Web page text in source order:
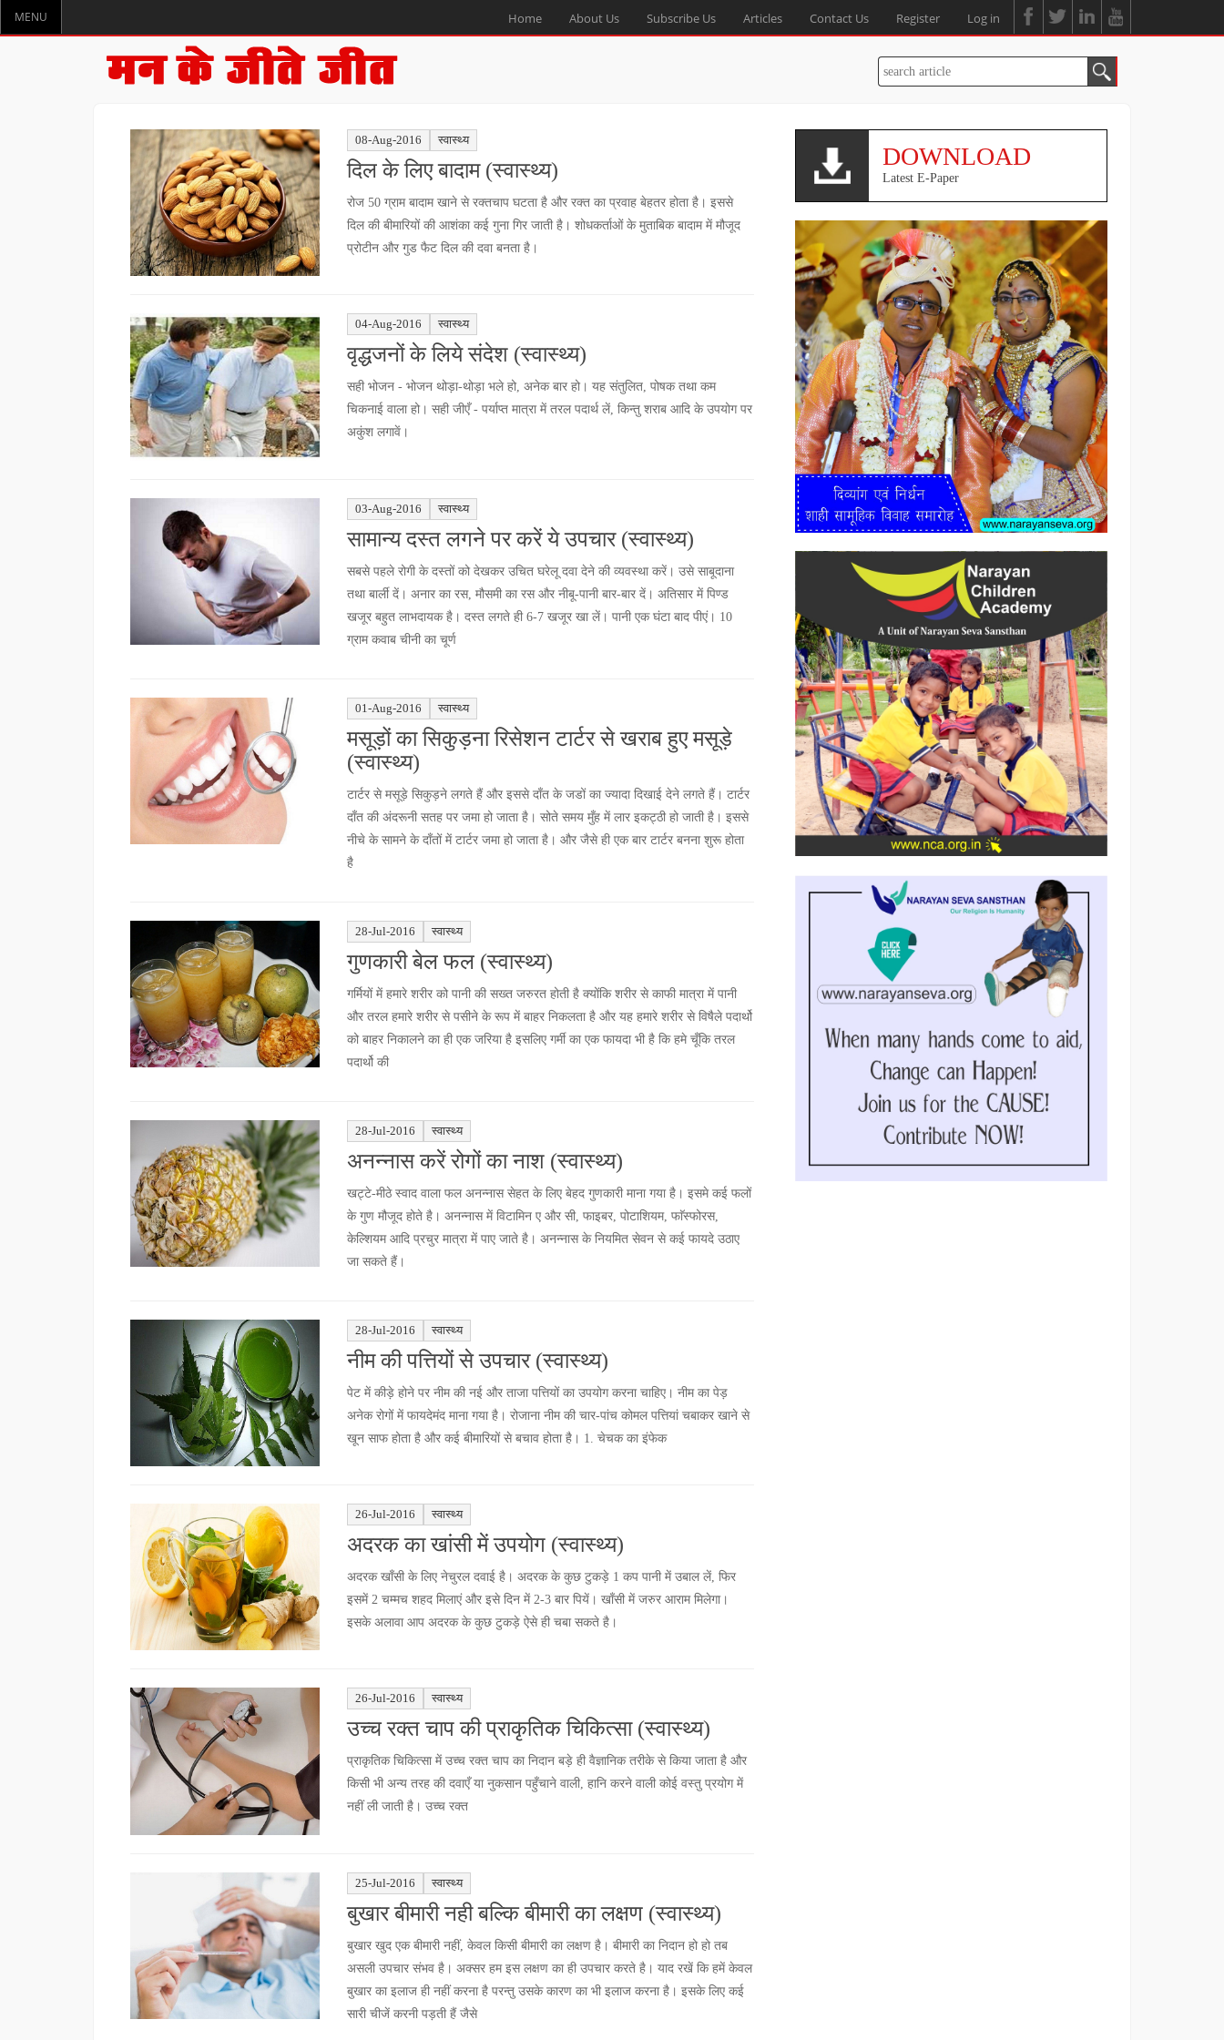
MENU Home About Us Subscribe Us Articles Contact Us Register Log in
08-Aug-2016 स्वास्थ्य
दिल के लिए बादाम (स्वास्थ्य)
रोज 50 ग्राम बादाम खाने से रक्तचाप घटता है और रक्त का प्रवाह बेहतर होता है। इससे
दिल की बीमारियों की आशंका कई गुना गिर जाती है। शोधकर्ताओं के मुताबिक बादाम में मौजूद
प्रोटीन और गुड फैट दिल की दवा बनता है।
04-Aug-2016 स्वास्थ्य
वृद्धजनों के लिये संदेश (स्वास्थ्य)
सही भोजन - भोजन थोड़ा-थोड़ा भले हो, अनेक बार हो। यह संतुलित, पोषक तथा कम
चिकनाई वाला हो। सही जीएँ - पर्याप्त मात्रा में तरल पदार्थ लें, किन्तु शराब आदि के उपयोग पर
अकुंश लगावें।
03-Aug-2016 स्वास्थ्य
सामान्य दस्त लगने पर करें ये उपचार (स्वास्थ्य)
सबसे पहले रोगी के दस्तों को देखकर उचित घरेलू दवा देने की व्यवस्था करें। उसे साबूदाना
तथा बार्ली दें। अनार का रस, मौसमी का रस और नीबू-पानी बार-बार दें। अतिसार में पिण्ड
खजूर बहुत लाभदायक है। दस्त लगते ही 6-7 खजूर खा लें। पानी एक घंटा बाद पीएं। 10
ग्राम कवाब चीनी का चूर्ण
01-Aug-2016 स्वास्थ्य
मसूड़ों का सिकुड़ना रिसेशन टार्टर से खराब हुए मसूड़े
(स्वास्थ्य)
टार्टर से मसूड़े सिकुड़ने लगते हैं और इससे दाँत के जडों का ज्यादा दिखाई देने लगते हैं। टार्टर
दाँत की अंदरूनी सतह पर जमा हो जाता है। सोते समय मुँह में लार इकट्ठी हो जाती है। इससे
नीचे के सामने के दाँतों में टार्टर जमा हो जाता है। और जैसे ही एक बार टार्टर बनना शुरू होता
है
28-Jul-2016 स्वास्थ्य
गुणकारी बेल फल (स्वास्थ्य)
गर्मियों में हमारे शरीर को पानी की सख्त जरुरत होती है क्योंकि शरीर से काफी मात्रा में पानी
और तरल हमारे शरीर से पसीने के रूप में बाहर निकलता है और यह हमारे शरीर से विषैले पदार्थो
को बाहर निकालने का ही एक जरिया है इसलिए गर्मी का एक फायदा भी है कि हमे चूँकि तरल
पदार्थो की
28-Jul-2016 स्वास्थ्य
अनन्नास करें रोगों का नाश (स्वास्थ्य)
खट्टे-मीठे स्वाद वाला फल अनन्नास सेहत के लिए बेहद गुणकारी माना गया है। इसमे कई फलों
के गुण मौजूद होते है। अनन्नास में विटामिन ए और सी, फाइबर, पोटाशियम, फाॅस्फोरस,
केल्शियम आदि प्रचुर मात्रा में पाए जाते है। अनन्नास के नियमित सेवन से कई फायदे उठाए
जा सकते हैं।
28-Jul-2016 स्वास्थ्य
नीम की पत्तियों से उपचार (स्वास्थ्य)
पेट में कीड़े होने पर नीम की नई और ताजा पत्तियों का उपयोग करना चाहिए। नीम का पेड़
अनेक रोगों में फायदेमंद माना गया है। रोजाना नीम की चार-पांच कोमल पत्तियां चबाकर खाने से
खून साफ होता है और कई बीमारियों से बचाव होता है। 1. चेचक का इंफेक
26-Jul-2016 स्वास्थ्य
अदरक का खांसी में उपयोग (स्वास्थ्य)
अदरक खाँसी के लिए नेचुरल दवाई है। अदरक के कुछ टुकड़े 1 कप पानी में उबाल लें, फिर
इसमें 2 चम्मच शहद मिलाएं और इसे दिन में 2-3 बार पियें। खाँसी में जरुर आराम मिलेगा।
इसके अलावा आप अदरक के कुछ टुकड़े ऐसे ही चबा सकते है।
26-Jul-2016 स्वास्थ्य
उच्च रक्त चाप की प्राकृतिक चिकित्सा (स्वास्थ्य)
प्राकृतिक चिकित्सा में उच्च रक्त चाप का निदान बड़े ही वैज्ञानिक तरीके से किया जाता है और
किसी भी अन्य तरह की दवाएँ या नुकसान पहुँचाने वाली, हानि करने वाली कोई वस्तु प्रयोग में
नहीं ली जाती है। उच्च रक्त
25-Jul-2016 स्वास्थ्य
बुखार बीमारी नही बल्कि बीमारी का लक्षण (स्वास्थ्य)
बुखार खुद एक बीमारी नहीं, केवल किसी बीमारी का लक्षण है। बीमारी का निदान हो हो तब
असली उपचार संभव है। अक्सर हम इस लक्षण का ही उपचार करते है। याद रखें कि हमें केवल
बुखार का इलाज ही नहीं करना है परन्तु उसके कारण का भी इलाज करना है। इसके लिए कई
सारी चीजें करनी पड़ती हैं जैसे
DOWNLOAD
Latest E-Paper